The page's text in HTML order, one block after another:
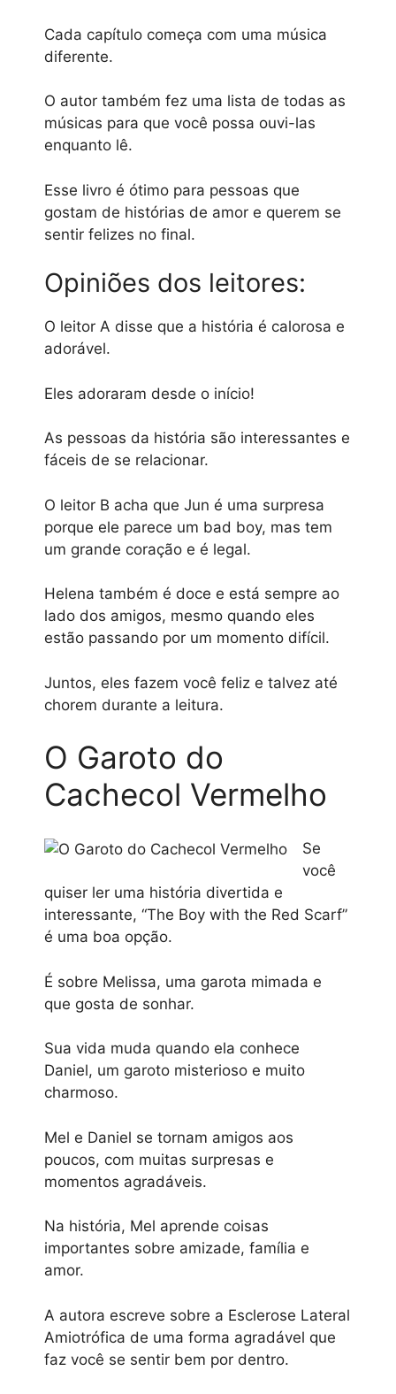
Cada capítulo começa com uma música
diferente.
O autor também fez uma lista de todas as
músicas para que você possa ouvi-las
enquanto lê.
Esse livro é ótimo para pessoas que
gostam de histórias de amor e querem se
sentir felizes no final.
Opiniões dos leitores:
O leitor A disse que a história é calorosa e
adorável.
Eles adoraram desde o início!
As pessoas da história são interessantes e
fáceis de se relacionar.
O leitor B acha que Jun é uma surpresa
porque ele parece um bad boy, mas tem
um grande coração e é legal.
Helena também é doce e está sempre ao
lado dos amigos, mesmo quando eles
estão passando por um momento difícil.
Juntos, eles fazem você feliz e talvez até
chorem durante a leitura.
O Garoto do
Cachecol Vermelho
Se
você
quiser ler uma história divertida e
interessante, “The Boy with the Red Scarf”
é uma boa opção.
É sobre Melissa, uma garota mimada e
que gosta de sonhar.
Sua vida muda quando ela conhece
Daniel, um garoto misterioso e muito
charmoso.
Mel e Daniel se tornam amigos aos
poucos, com muitas surpresas e
momentos agradáveis.
Na história, Mel aprende coisas
importantes sobre amizade, família e
amor.
A autora escreve sobre a Esclerose Lateral
Amiotrófica de uma forma agradável que
faz você se sentir bem por dentro.